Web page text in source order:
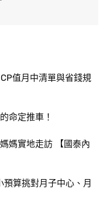
值月中清單與省錢規
命定推車！
媽實地走訪 【國泰內
預算挑對月子中心、月